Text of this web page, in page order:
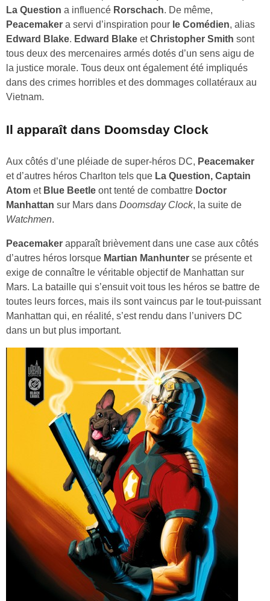
La Question a influencé Rorschach. De même,
Peacemaker a servi d’inspiration pour le Comédien, alias
Edward Blake. Edward Blake etChristopher Smith sont
tous deux des mercenaires armés dotés d’un sens aigu de
la justice morale. Tous deux ont également été impliqués
dans des crimes horribles et des dommages collatéraux au
Vietnam.
Il apparaît dans Doomsday Clock
Aux côtés d’une pléiade de super-héros DC, Peacemaker
et d’autres héros Charlton tels que La Question, Captain
Atom et Blue Beetle ont tenté de combattre Doctor
Manhattan sur Mars dans Doomsday Clock, la suite de
Watchmen.
Peacemaker apparaît brièvement dans une case aux côtés
d’autres héros lorsque Martian Manhunter se présente et
exige de connaître le véritable objectif de Manhattan sur
Mars. La bataille qui s’ensuit voit tous les héros se battre de
toutes leurs forces, mais ils sont vaincus par le tout-puissant
Manhattan qui, en réalité, s’est rendu dans l’univers DC
dans un but plus important.